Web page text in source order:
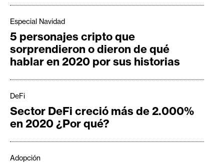
Especial Navidad
5 personajes cripto que
sorprendieron o dieron de qué
hablar en 2020 por sus historias
DeFi
Sector DeFi creció más de 2.000%
en 2020 ¿Por qué?
Adopción